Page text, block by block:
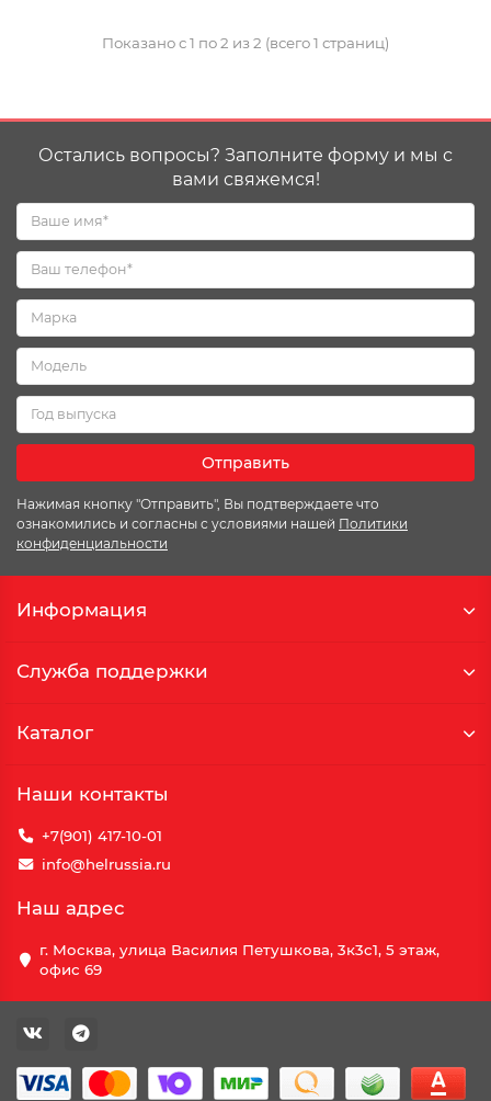
Показано с 1 по 2 из 2 (всего 1 страниц)
Остались вопросы? Заполните форму и мы с
вами свяжемся!
Отправить
Нажимая кнопку "Отправить", Вы подтверждаете что
ознакомились и согласны с условиями нашей Политики
конфиденциальности
Информация
Служба поддержки
Каталог
Наши контакты
+7(901) 417-10-01
info@helrussia.ru
Наш адрес
г. Москва, улица Василия Петушкова, 3к3c1, 5 этаж,
офис 69